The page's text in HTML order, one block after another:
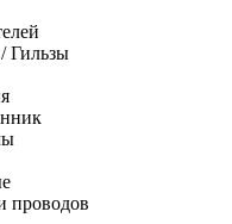
Гильзы
проводов